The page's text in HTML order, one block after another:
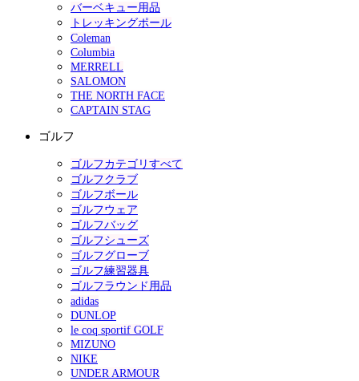
バーベキュー用品
トレッキングポール
Coleman
Columbia
MERRELL
SALOMON
THE NORTH FACE
CAPTAIN STAG
ゴルフ
ゴルフカテゴリすべて
ゴルフクラブ
ゴルフボール
ゴルフウェア
ゴルフバッグ
ゴルフシューズ
ゴルフグローブ
ゴルフ練習器具
ゴルフラウンド用品
adidas
DUNLOP
le coq sportif GOLF
MIZUNO
NIKE
UNDER ARMOUR